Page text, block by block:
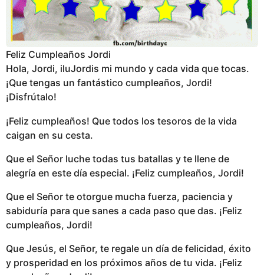
Feliz Cumpleaños Jordi
Hola, Jordi, iluJordis mi mundo y cada vida que tocas.
¡Que tengas un fantástico cumpleaños, Jordi!
¡Disfrútalo!
¡Feliz cumpleaños! Que todos los tesoros de la vida
caigan en su cesta.
Que el Señor luche todas tus batallas y te llene de
alegría en este día especial. ¡Feliz cumpleaños, Jordi!
Que el Señor te otorgue mucha fuerza, paciencia y
sabiduría para que sanes a cada paso que das. ¡Feliz
cumpleaños, Jordi!
Que Jesús, el Señor, te regale un día de felicidad, éxito
y prosperidad en los próximos años de tu vida. ¡Feliz